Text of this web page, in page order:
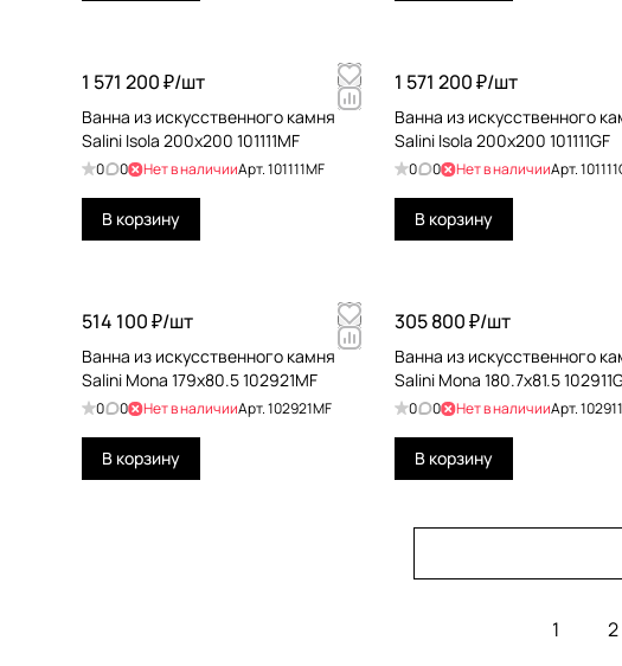
1 571 200 ₽/шт
Ванна из искусственного камня
Salini Isola 200x200 101111MF
0 0 Нет в наличииАрт.101111MF
В корзину
1 571 200 ₽/шт
Ванна из искусственного
Salini Isola 200x200 101111GF
0 0 Нет в наличииАрт.
В корзину
514 100 ₽/шт
Ванна из искусственного камня
Salini Mona 179x80.5 102921MF
0 0 Нет в наличииАрт.102921MF
В корзину
305 800 ₽/шт
Ванна из искусственного
Salini Mona 180.7x81.5
0 0 Нет в наличииАрт.
В корзину
1 2